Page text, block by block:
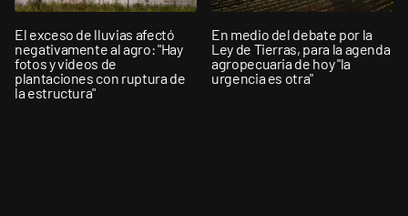
El exceso de lluvias afectó
negativamente al agro: "Hay
fotos y videos de
plantaciones con ruptura de
la estructura"
En medio del debate por la
Ley de Tierras, para la agenda
agropecuaria de hoy "la
urgencia es otra"